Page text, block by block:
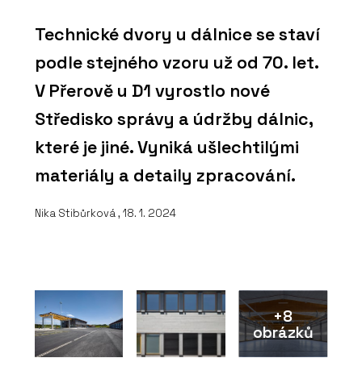
Technické dvory u dálnice se staví
podle stejného vzoru už od 70. let.
V Přerově u D1 vyrostlo nové
Středisko správy a údržby dálnic,
které je jiné. Vyniká ušlechtilými
materiály a detaily zpracování.
Nika Stibůrková , 18. 1. 2024
+8
obrázků